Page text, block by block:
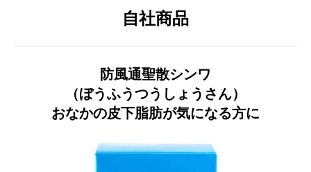
自社商品
防風通聖散シンワ
（ぼうふうつうしょうさん）
おなかの皮下脂肪が気になる方に